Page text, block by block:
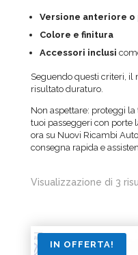
Versione anteriore
Colore e finitura
Accessori inclusi
Seguendo questi criteri, il
risultato duraturo.
Non aspettare: proteggi
tuoi passeggeri con porte
ora su Nuovi Ricambi
consegna rapida e
Visualizzazione di 3
IN OFFERTA!